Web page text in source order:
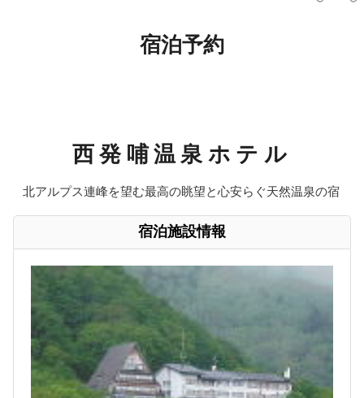
宿泊予約
西発哺温泉ホテル
北アルプス連峰を望む最高の眺望と心安らぐ天然温泉の宿
宿泊施設情報